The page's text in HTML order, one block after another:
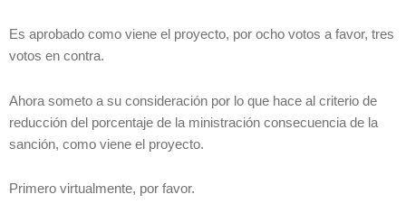
Es aprobado como viene el proyecto, por ocho votos a favor, tres
votos en contra.
Ahora someto a su consideración por lo que hace al criterio de
reducción del porcentaje de la ministración consecuencia de la
sanción, como viene el proyecto.
Primero virtualmente, por favor.